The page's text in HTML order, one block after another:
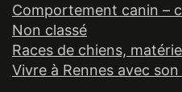
Comportement canin –
Non classé
Races de chiens,
Vivre à Rennes avec